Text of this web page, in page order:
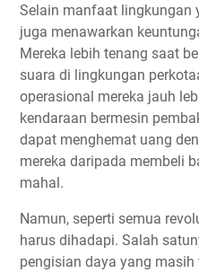
Selain manfaat lingkungan
juga menawarkan
Mereka lebih tenang saat
suara di lingkungan
operasional mereka jauh
kendaraan bermesin
dapat menghemat uang
mereka daripada membeli
mahal.
Namun, seperti semua
harus dihadapi. Salah
pengisian daya yang